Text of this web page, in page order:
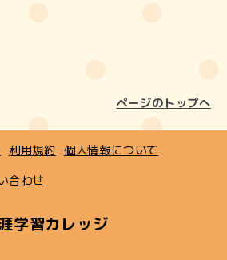
ページのトップへ
利用規約 個人情報について
合わせ
学習カレッジ